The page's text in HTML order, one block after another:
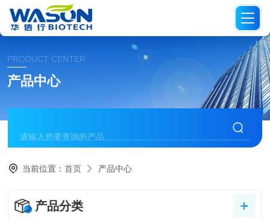
PRODUCT CENTER
产品中心
当前位置：首页 产品中心
产品分类